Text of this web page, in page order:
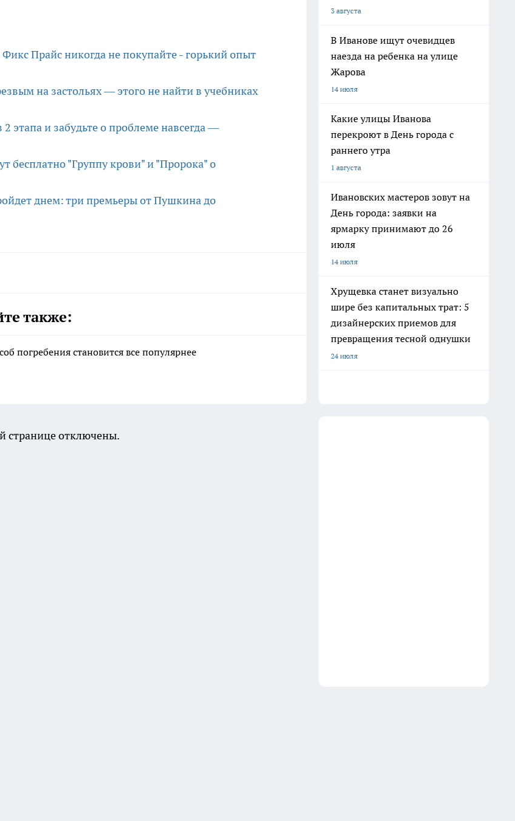
Прайс никогда не покупайте - горький опыт
на застольях — этого не найти в учебниках
этапа и забудьте о проблеме навсегда —
бесплатно "Группу крови" и "Пророка" о
днем: три премьеры от Пушкина до
также:
погребения становится все популярнее
3 августа
В Иванове ищут очевидцев
наезда на ребенка на улице
Жарова
14 июля
Какие улицы Иванова
перекроют в День города с
раннего утра
1 августа
Ивановских мастеров зовут на
День города: заявки на
ярмарку принимают до 26
июля
14 июля
Хрущевка станет визуально
шире без капитальных трат: 5
дизайнерских приемов для
превращения тесной однушки
24 июля
странице отключены.